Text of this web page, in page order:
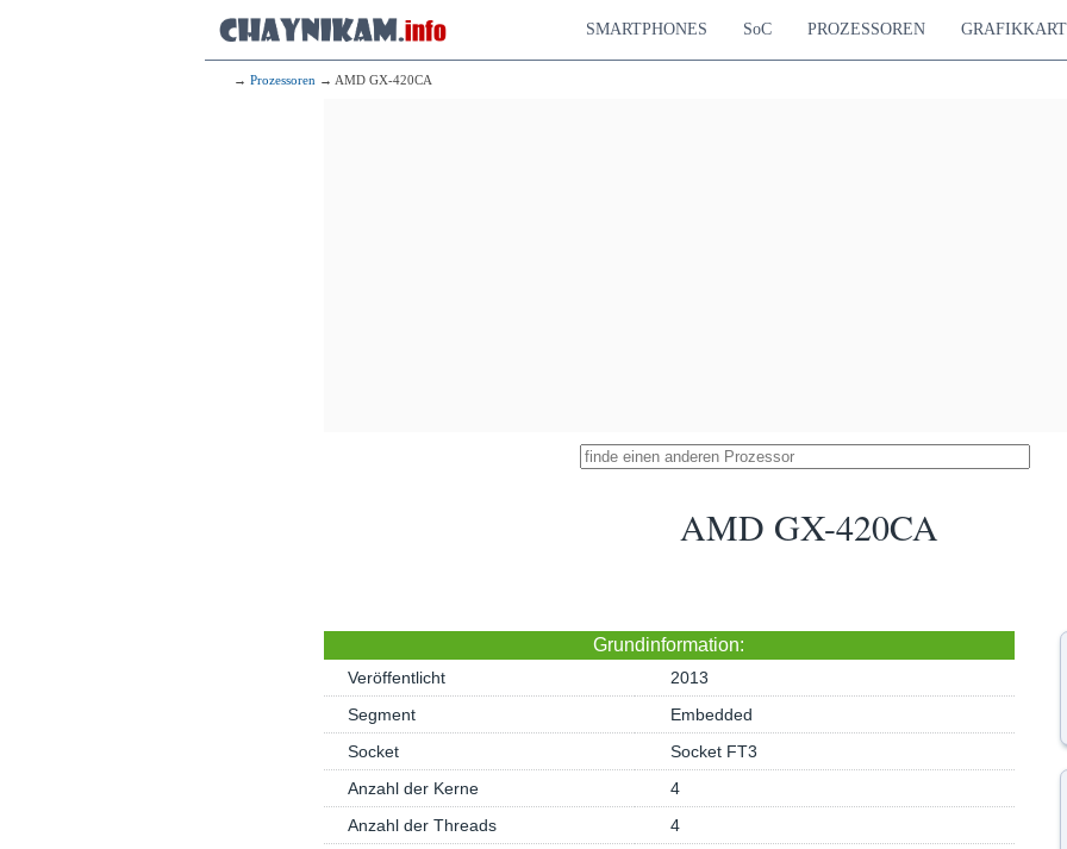
SMARTPHONES SoC PROZESSOREN
→ Prozessoren → AMD GX-420CA
AMD GX-420CA
Grundinformation:
Veröffentlicht
2013
Segment
Embedded
Socket
Socket FT3
Anzahl der Kerne
4
Anzahl der Threads
4